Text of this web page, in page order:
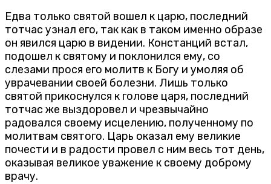
Едва только святой вошел к царю, последний
тотчас узнал его, так как в таком именно образе
он явился царю в видении. Констанций встал,
подошел к святому и поклонился ему, со
слезами прося его молитв к Богу и умоляя об
уврачевании своей болезни. Лишь только
святой прикоснулся к голове царя, последний
тотчас же выздоровел и чрезвычайно
радовался своему исцелению, полученному по
молитвам святого. Царь оказал ему великие
почести и в радости провел с ним весь тот день,
оказывая великое уважение к своему доброму
врачу.